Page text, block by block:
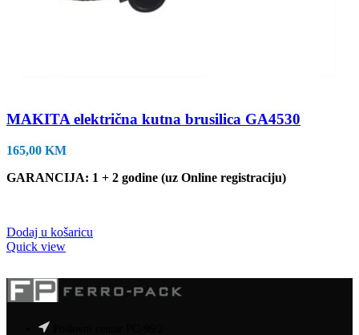
MAKITA električna kutna brusilica GA4530
165,00 KM
GARANCIJA: 1 + 2 godine (uz Online registraciju)
Dodaj u košaricu
Quick view